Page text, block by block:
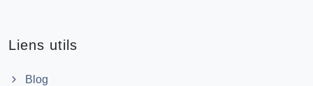
Liens utils
Blog